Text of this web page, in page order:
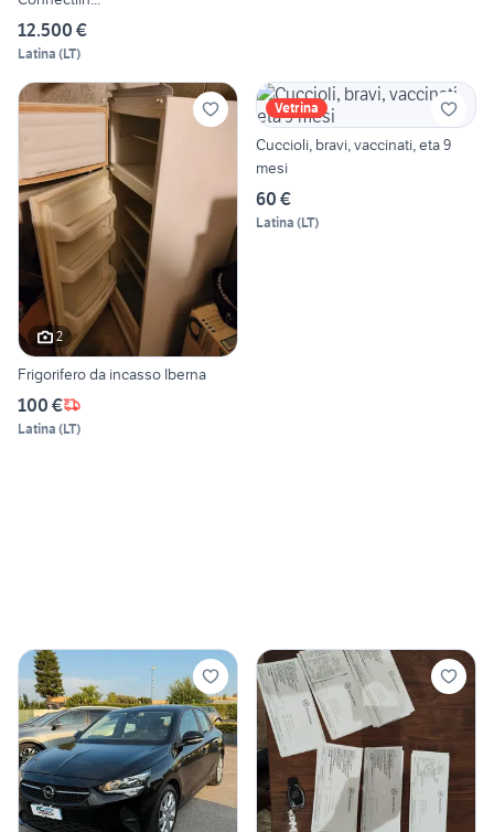
12.500 €
Latina (LT)
2
Frigorifero da incasso Iberna
100 €
Latina (LT)
Vetrina
Cuccioli, bravi, vaccinati, eta 9
mesi
60 €
Latina (LT)